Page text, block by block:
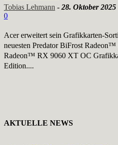
Tobias Lehmann - 28. Oktober 2025
0
Acer erweitert sein Grafikkarten-
neuesten Predator BiFrost
Radeon™ RX 9060 XT OC
Edition....
AKTUELLE NEWS